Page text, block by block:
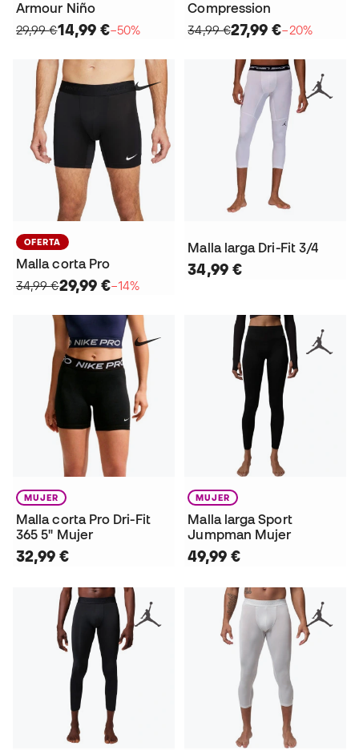
Armour Niño
29,99 €14,99 €−50%
Compression
34,99 €27,99 €−20%
OFERTA
Malla corta Pro
34,99 €29,99 €−14%
Malla larga Dri-Fit 3/4
34,99 €
MUJER
Malla corta Pro Dri-Fit
365 5" Mujer
32,99 €
MUJER
Malla larga Sport
Jumpman Mujer
49,99 €